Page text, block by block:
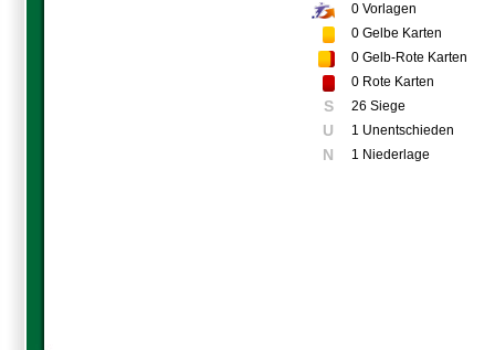
0 Vorlagen
0 Gelbe Karten
0 Gelb-Rote Karten
0 Rote Karten
S 26 Siege
U 1 Unentschieden
N 1 Niederlage